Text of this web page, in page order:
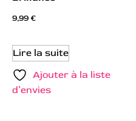
9,99€
Lire la suite
Ajouter à la liste
d’envies